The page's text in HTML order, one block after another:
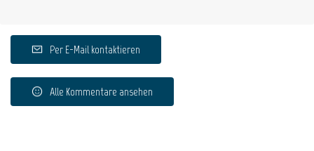
Per E-Mail kontaktieren
Alle Kommentare ansehen